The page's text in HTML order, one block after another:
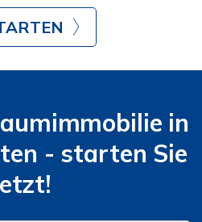
in
- starten Sie